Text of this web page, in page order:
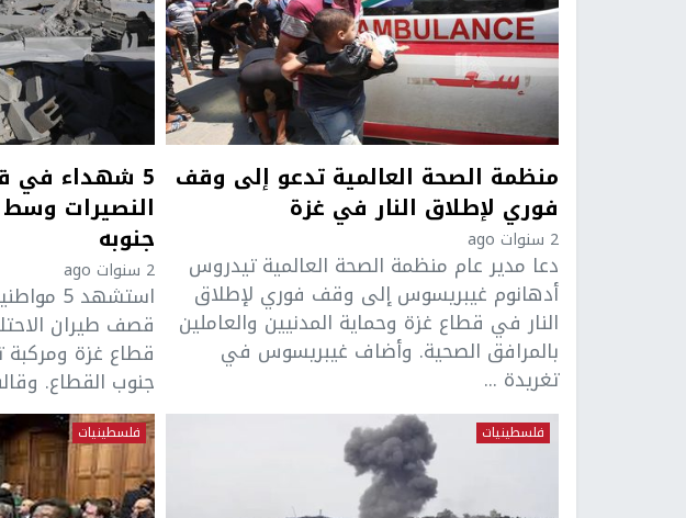
منظمة الصحة العالمية تدعو إلى وقف
فوري لإطلاق النار في غزة
2 سنوات ago
دعا مدير عام منظمة الصحة العالمية تيدروس
أدهانوم غيبريسوس إلى وقف فوري لإطلاق
النار في قطاع غزة وحماية المدنيين والعاملين
بالمرافق الصحية. وأضاف غيبريسوس في
تغريدة ...
5 شهداء
النصيرات
جنوبه
2 سنوات ago
استشهد
قصف طيران
قطاع غزة ومركبة
جنوب القطاع.
فلسطينيات فلسطينيات